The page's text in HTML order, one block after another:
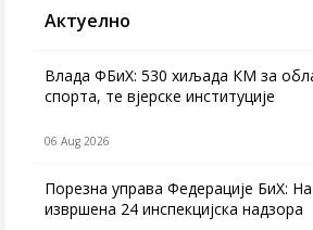
Актуелно
Влада ФБиХ: 530 хиљада КМ за
спорта, те вјерске институције
06 Aug 2026
Порезна управа Федерације БиХ:
извршена 24 инспекцијска надзора